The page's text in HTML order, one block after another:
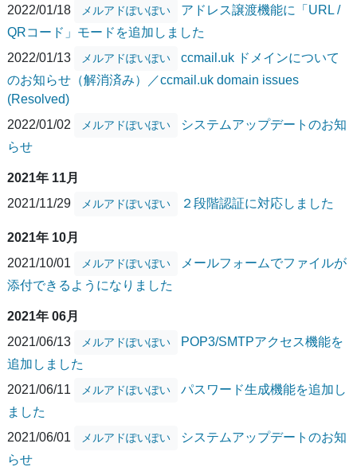
2022/01/18 メルアドぽいぽい
アドレス譲渡機能に「URL /
QRコード」モードを追加しました
2022/01/13
メルアドぽいぽい
ccmail.uk ドメインについて
のお知らせ（解消済み）／ccmail.uk domain issues
(Resolved)
2022/01/02
メルアドぽいぽい
システムアップデートのお知
らせ
2021年 11月
2021/11/29
メルアドぽいぽい ２段階認証に対応しました
2021年 10月
2021/10/01
メルアドぽいぽい
メールフォームでファイルが
添付できるようになりました
2021年 06月
2021/06/13
メルアドぽいぽい
POP3/SMTPアクセス機能を
追加しました
2021/06/11
メルアドぽいぽい
パスワード生成機能を追加し
ました
2021/06/01
メルアドぽいぽい
システムアップデートのお知
らせ